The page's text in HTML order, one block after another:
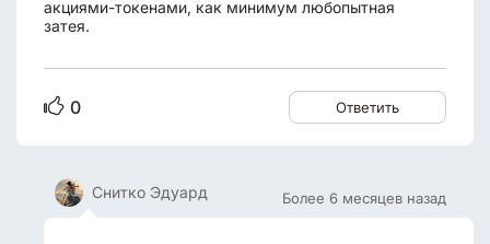
акциями-токенами, как минимум любопытная
затея.
0 Ответить
Более 6 месяцев назад
Снитко Эдуард